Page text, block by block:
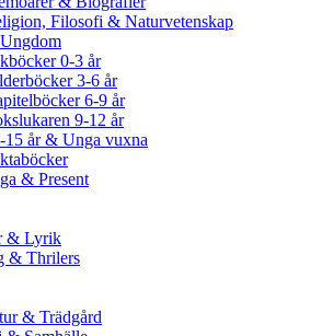
Filosofi & Naturvetenskap
0-3 år
3-6 år
6-9 år
9-12 år
15 år & Unga vuxna
& Present
& Lyrik
& Thrilers
& Trädgård